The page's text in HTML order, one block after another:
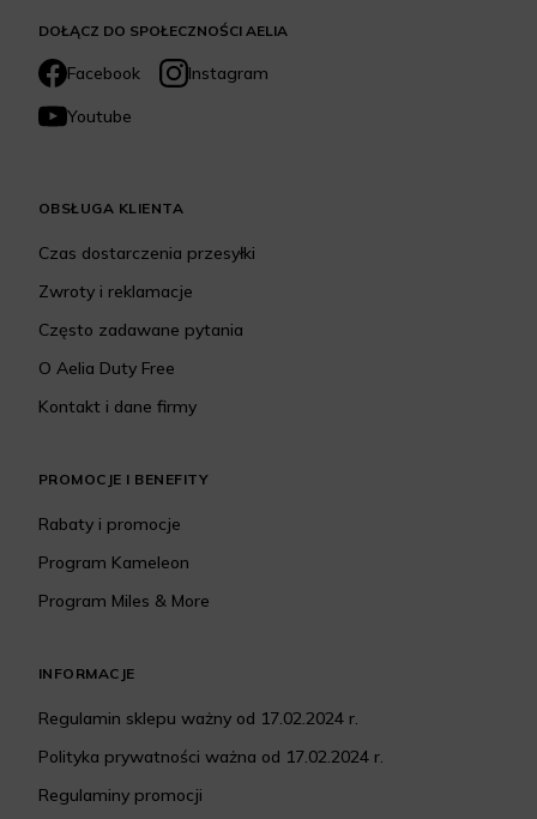
DOŁĄCZ DO SPOŁECZNOŚCI AELIA
Facebook
Instagram
Youtube
OBSŁUGA KLIENTA
Czas dostarczenia przesyłki
Zwroty i reklamacje
Często zadawane pytania
O Aelia Duty Free
Kontakt i dane firmy
PROMOCJE I BENEFITY
Rabaty i promocje
Program Kameleon
Program Miles & More
INFORMACJE
Regulamin sklepu ważny od 17.02.2024 r.
Polityka prywatności ważna od 17.02.2024 r.
Regulaminy promocji